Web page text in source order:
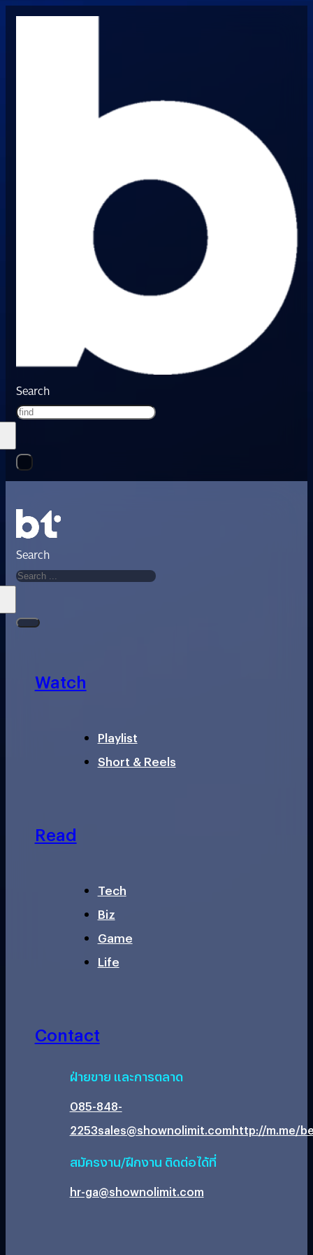
Search
Search
Watch
Playlist
Short & Reels
Read
Tech
Biz
Game
Life
Contact
ฝ่ายขาย และการตลาด
085-848-
2253sales@shownolimit.comhttp://m.me/
สมัครงาน/ฝึกงาน ติดต่อได้ที่
hr-ga@shownolimit.com